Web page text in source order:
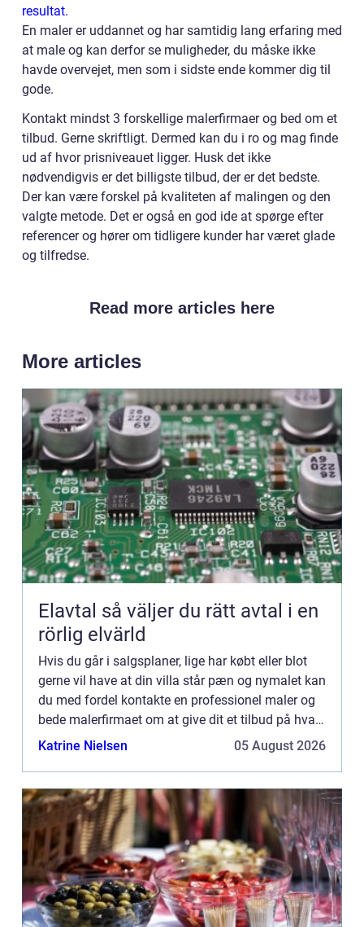
resultat.
En maler er uddannet og har samtidig lang erfaring med
at male og kan derfor se muligheder, du måske ikke
havde overvejet, men som i sidste ende kommer dig til
gode.
Kontakt mindst 3 forskellige malerfirmaer og bed om et
tilbud. Gerne skriftligt. Dermed kan du i ro og mag finde
ud af hvor prisniveauet ligger. Husk det ikke
nødvendigvis er det billigste tilbud, der er det bedste.
Der kan være forskel på kvaliteten af malingen og den
valgte metode. Det er også en god ide at spørge efter
referencer og hører om tidligere kunder har været glade
og tilfredse.
Read more articles here
More articles
Elavtal så väljer du rätt avtal i en
rörlig elvärld
Hvis du går i salgsplaner, lige har købt eller blot
gerne vil have at din villa står pæn og nymalet kan
du med fordel kontakte en professionel maler og
bede malerfirmaet om at give dit et tilbud på hvad
det vil koste at få malet. Husk at sikre dig at...
Katrine Nielsen 05 August 2026